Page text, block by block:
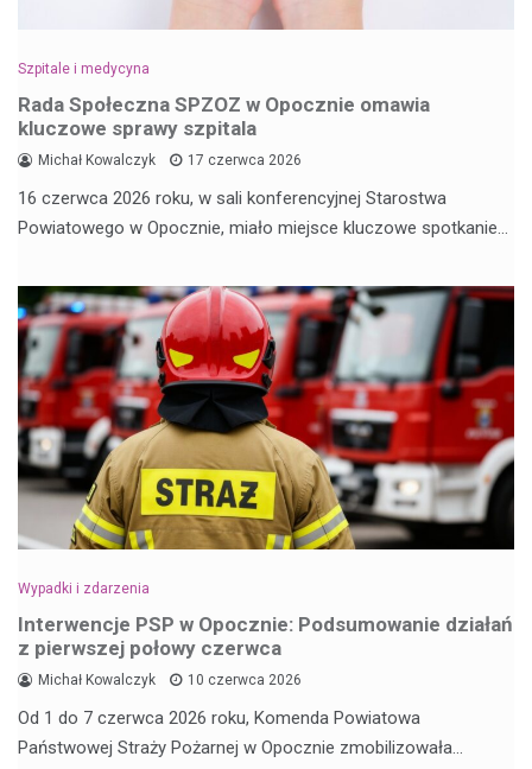
Szpitale i medycyna
Rada Społeczna SPZOZ w Opocznie omawia
kluczowe sprawy szpitala
Michał Kowalczyk 17 czerwca 2026
16 czerwca 2026 roku, w sali konferencyjnej Starostwa
Powiatowego w Opocznie, miało miejsce kluczowe spotkanie…
Wypadki i zdarzenia
Interwencje PSP w Opocznie: Podsumowanie działań
z pierwszej połowy czerwca
Michał Kowalczyk 10 czerwca 2026
Od 1 do 7 czerwca 2026 roku, Komenda Powiatowa
Państwowej Straży Pożarnej w Opocznie zmobilizowała…